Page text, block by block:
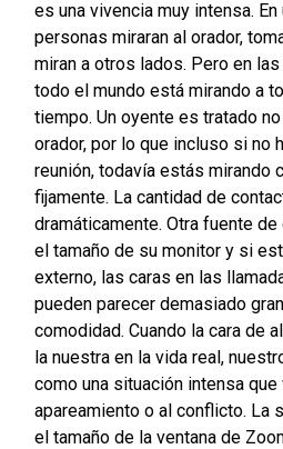
es una vivencia muy intensa.
personas miraran al orador,
miran a otros lados. Pero en
todo el mundo está mirando a
tiempo. Un oyente es tratado
orador, por lo que incluso si no
reunión, todavía estás mirando
fijamente. La cantidad de
dramáticamente. Otra fuente
el tamaño de su monitor y si
externo, las caras en las
pueden parecer demasiado
comodidad. Cuando la cara de
la nuestra en la vida real,
como una situación intensa que
apareamiento o al conflicto. La
el tamaño de la ventana de